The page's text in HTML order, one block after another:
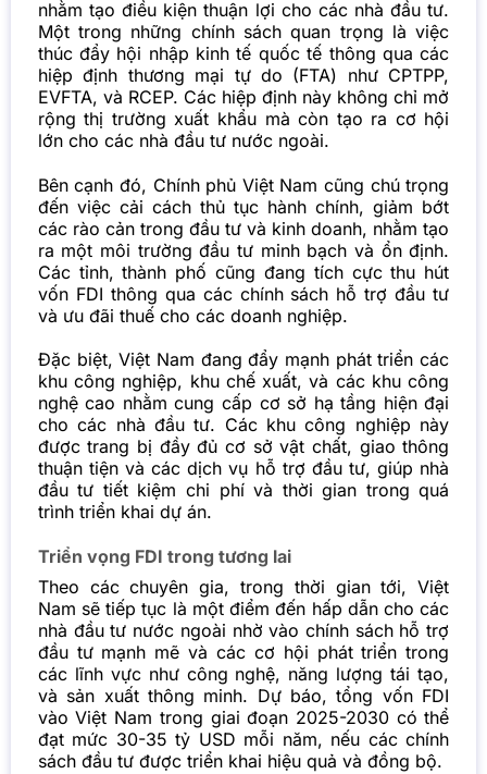
nhằm tạo điều kiện thuận lợi cho các nhà đầu tư.
Một trong những chính sách quan trọng là việc
thúc đẩy hội nhập kinh tế quốc tế thông qua các
hiệp định thương mại tự do (FTA) như CPTPP,
EVFTA, và RCEP. Các hiệp định này không chỉ mở
rộng thị trường xuất khẩu mà còn tạo ra cơ hội
lớn cho các nhà đầu tư nước ngoài.
Bên cạnh đó, Chính phủ Việt Nam cũng chú trọng
đến việc cải cách thủ tục hành chính, giảm bớt
các rào cản trong đầu tư và kinh doanh, nhằm tạo
ra một môi trường đầu tư minh bạch và ổn định.
Các tỉnh, thành phố cũng đang tích cực thu hút
vốn FDI thông qua các chính sách hỗ trợ đầu tư
và ưu đãi thuế cho các doanh nghiệp.
Đặc biệt, Việt Nam đang đẩy mạnh phát triển các
khu công nghiệp, khu chế xuất, và các khu công
nghệ cao nhằm cung cấp cơ sở hạ tầng hiện đại
cho các nhà đầu tư. Các khu công nghiệp này
được trang bị đầy đủ cơ sở vật chất, giao thông
thuận tiện và các dịch vụ hỗ trợ đầu tư, giúp nhà
đầu tư tiết kiệm chi phí và thời gian trong quá
trình triển khai dự án.
Triển vọng FDI trong tương lai
Theo các chuyên gia, trong thời gian tới, Việt
Nam sẽ tiếp tục là một điểm đến hấp dẫn cho các
nhà đầu tư nước ngoài nhờ vào chính sách hỗ trợ
đầu tư mạnh mẽ và các cơ hội phát triển trong
các lĩnh vực như công nghệ, năng lượng tái tạo,
và sản xuất thông minh. Dự báo, tổng vốn FDI
vào Việt Nam trong giai đoạn 2025-2030 có thể
đạt mức 30-35 tỷ USD mỗi năm, nếu các chính
sách đầu tư được triển khai hiệu quả và đồng bộ.